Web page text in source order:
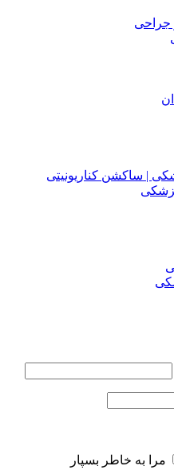
جراحی
| ساکشن کناریونیتی
مرا به خاطر بسپار